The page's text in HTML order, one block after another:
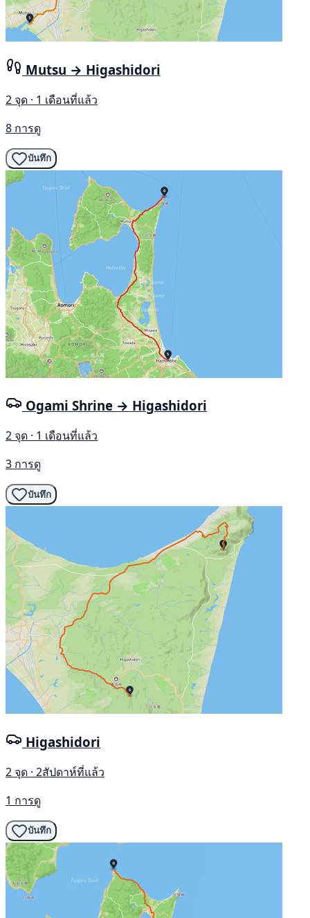
Mutsu → Higashidori
2 จุด · 1 เดือนที่แล้ว
8 การดู
บันทึก
Ogami Shrine → Higashidori
2 จุด · 1 เดือนที่แล้ว
3 การดู
บันทึก
Higashidori
2 จุด · 2สัปดาห์ที่แล้ว
1 การดู
บันทึก